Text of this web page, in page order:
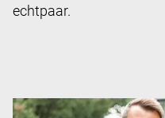
echtpaar.